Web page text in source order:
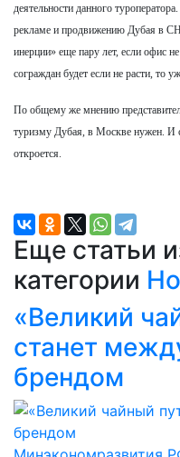
деятельности данного
рекламе и продвижению Дубая в
инерции» еще пару лет, если офис
сограждан будет если не расти, то
По общему же мнению
туризму Дубая, в Москве нужен. И
откроется.
Еще статьи
категории
«Великий
станет
брендом